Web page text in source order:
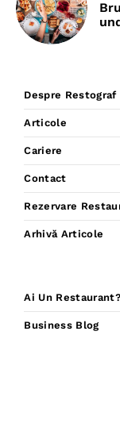
Despre Restograf
Articole
Cariere
Contact
Rezervare
Arhivă Articole
Ai Un Restaurant?
Business Blog